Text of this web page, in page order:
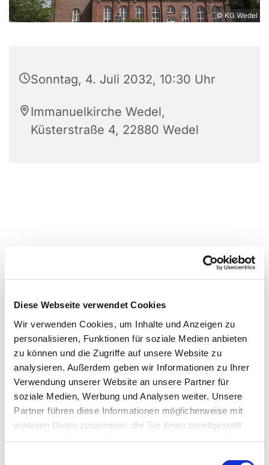
Diese Webseite verwendet Cookies
Wir verwenden Cookies, um Inhalte und Anzeigen zu
personalisieren, Funktionen für soziale Medien anbieten
zu können und die Zugriffe auf unsere Website zu
analysieren. Außerdem geben wir Informationen zu Ihrer
Verwendung unserer Website an unsere Partner für
soziale Medien, Werbung und Analysen weiter. Unsere
Partner führen diese Informationen möglicherweise mit
weiteren Daten zusammen, die Sie ihnen bereitgestellt
© KG Wedel
Sonntag, 4. Juli 2032, 10:30 Uhr
Immanuelkirche Wedel,
Küsterstraße 4, 22880 Wedel
Dies könnte Sie auch
interessieren